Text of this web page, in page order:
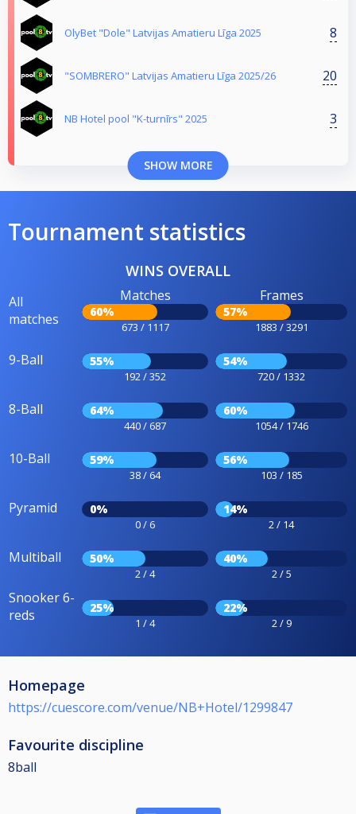
OlyBet "Dole" Latvijas Amatieru Līga 2025 8
"SOMBRERO" Latvijas Amatieru Līga 2025/26 20
NB Hotel pool "K-turnīrs" 2025 3
SHOW MORE
Tournament statistics
WINS OVERALL
All
matches
Matches
60%
673 / 1117
Frames
57%
1883 / 3291
9-Ball 55%
192 / 352
54%
720 / 1332
8-Ball 64%
440 / 687
60%
1054 / 1746
10-Ball 59%
38 / 64
56%
103 / 185
Pyramid 0%
0 / 6
14%
2 / 14
Multiball 50%
2 / 4
40%
2 / 5
Snooker 6-
reds
25%
1 / 4
22%
2 / 9
Homepage
https://cuescore.com/venue/NB+Hotel/1299847
Favourite discipline
8ball